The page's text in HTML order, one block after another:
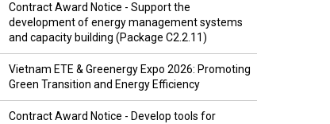
Contract Award Notice - Support the
development of energy management systems
and capacity building (Package C2.2.11)
Vietnam ETE & Greenergy Expo 2026: Promoting
Green Transition and Energy Efficiency
Contract Award Notice - Develop tools for